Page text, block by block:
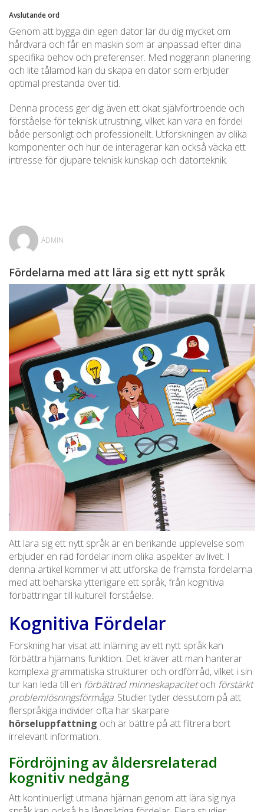
Avslutande ord
Genom att bygga din egen dator lär du dig mycket om
hårdvara och får en maskin som är anpassad efter dina
specifika behov och preferenser. Med noggrann planering
och lite tålamod kan du skapa en dator som erbjuder
optimal prestanda över tid.
Denna process ger dig även ett ökat självförtroende och
förståelse för teknisk utrustning, vilket kan vara en fördel
både personligt och professionellt. Utforskningen av olika
komponenter och hur de interagerar kan också väcka ett
intresse för djupare teknisk kunskap och datorteknik.
ADMIN
Fördelarna med att lära sig ett nytt språk
Att lära sig ett nytt språk är en berikande upplevelse som
erbjuder en rad fördelar inom olika aspekter av livet. I
denna artikel kommer vi att utforska de främsta fördelarna
med att behärska ytterligare ett språk, från kognitiva
förbättringar till kulturell förståelse.
Kognitiva Fördelar
Forskning har visat att inlärning av ett nytt språk kan
förbättra hjärnans funktion. Det kräver att man hanterar
komplexa grammatiska strukturer och ordförråd, vilket i sin
tur kan leda till en förbättrad minneskapacitetoch förstärkt
problemlösningsförmåga. Studier tyder dessutom på att
flerspråkiga individer ofta har skarpare
hörseluppfattning och är bättre på att filtrera bort
irrelevant information.
Fördröjning av åldersrelaterad
kognitiv nedgång
Att kontinuerligt utmana hjärnan genom att lära sig nya